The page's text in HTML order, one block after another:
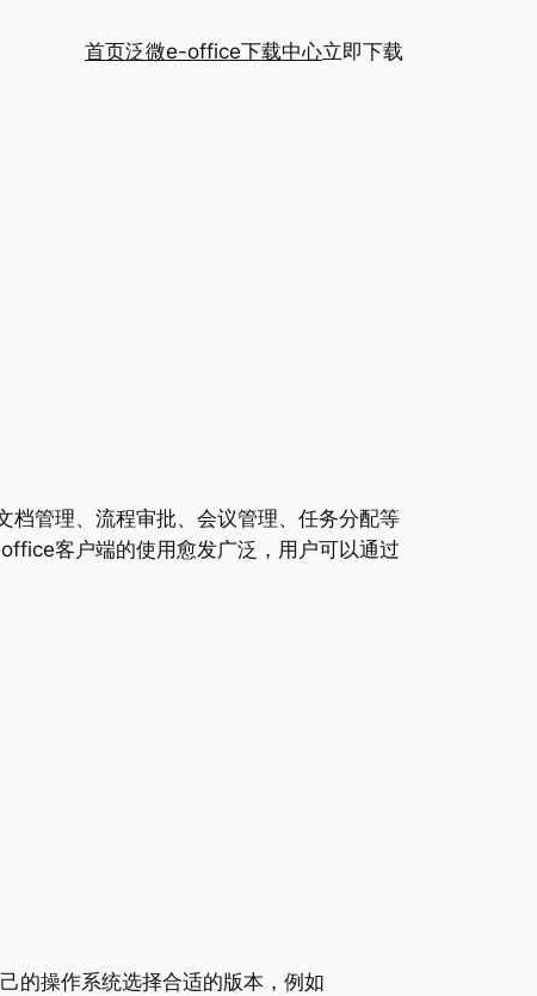
首页泛微e-office下载中心立即下载
管理、流程审批、会议管理、任务分配等
客户端的使用愈发广泛，用户可以通过
的操作系统选择合适的版本，例如